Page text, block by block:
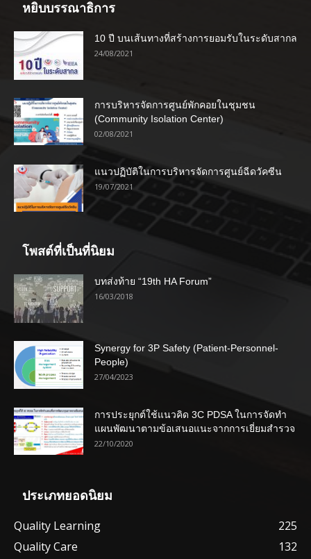
หยิบบรรณาธิการ
10 ปี บนเส้นทางที่สร้างการยอมรับในระดับสากล
24/08/2021
การบริหารจัดการศูนย์พักคอยในชุมชน
(Community Isolation Center)
02/08/2021
แนวปฏิบัติในการบริหารจัดการศูนย์ฉีดวัคซีน
19/07/2021
โพสต์ที่เป็นที่นิยม
บทส่งท้าย “19th HA Forum”
16/03/2018
Synergy for 3P Safety (Patient-Personnel-
People)
27/04/2023
การประยุกต์ใช้แนวคิด 3C PDSA ในการจัดทำ
แผนพัฒนาตามข้อเสนอแนะจากการเยี่ยมสำรวจ
22/10/2020
ประเภทยอดนิยม
Quality Learning
225
Quality Care
132